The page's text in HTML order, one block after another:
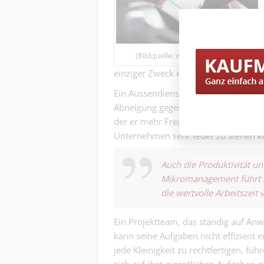
(Bildquelle: www.freepik.com)
einziger Zweck es ist, den
Ein Aussendienstmitarbeiter, der
Abneigung gegen seinen Job. Er
der er mehr Freiheit und Vertrauen
Unternehmen sehr teuer zu stehen
Auch die Produktivität
Mikromanagement führt
die wertvolle Arbeitszeit
Ein Projektteam, das ständig auf
kann seine Aufgaben nicht effizient
jede Kleinigkeit zu rechtfertigen,